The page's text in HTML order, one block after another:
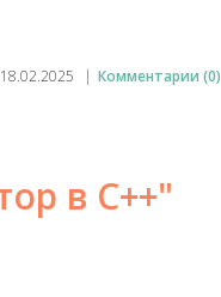
18.02.2025 | Комментарии (0)
в C++"